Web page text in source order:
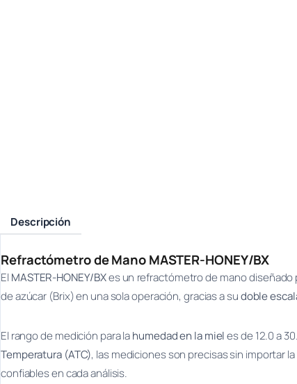
Descripción
Refractómetro de Mano MASTER-HONEY/BX
El MASTER-HONEY/BXes un refractómetro de mano diseñado
de azúcar (Brix) en una sola operación, gracias a sudoble
El rango de medición para lahumedad en la mieles de 12.0 a
Temperatura (ATC), las mediciones son precisas sin importar
confiables en cada análisis.